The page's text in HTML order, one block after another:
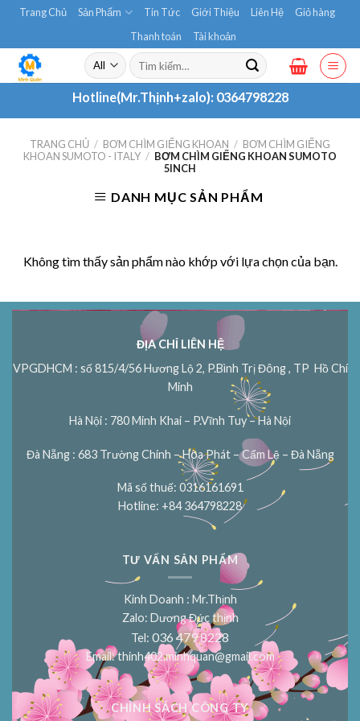
Skip
content
Trang Chủ Sản Phẩm Tin Tức Giới Thiệu Liên Hệ
Giỏ hàng
Thanh toán
Tài khoản
Tìm
kiếm:
Hotline(Mr.Thịnh+zalo): 0364798228
TRANG CHỦ / BƠM CHÌM GIẾNG KHOAN / BƠM CHÌM GIẾNG
KHOAN SUMOTO - ITALY / BƠM CHÌM GIẾNG KHOAN SUMOTO
5INCH
DANH MỤC SẢN PHẨM
Không tìm thấy sản phẩm nào khớp với lựa chọn của bạn.
ĐỊA CHỈ LIÊN HỆ
VPGDHCM : số 815/4/56 Hương Lộ 2, P.Bình Trị Đông , TP Hồ Chí
Minh
Hà Nội : 780 Minh Khai – P.Vĩnh Tuy – Hà Nội
Đà Nẵng : 683 Trường Chinh – Hòa Phát – Cẩm Lệ – Đà Nẵng
Mã số thuế: 0316161691
Hotline: +84 364798228
TƯ VẤN SẢN PHẨM
Kinh Doanh : Mr.Thịnh
Zalo: Dương Đức thịnh
Tel: 036 479 8228
Email:thinh402.minhquan@gmail.com
CHÍNH SÁCH CÔNG TY